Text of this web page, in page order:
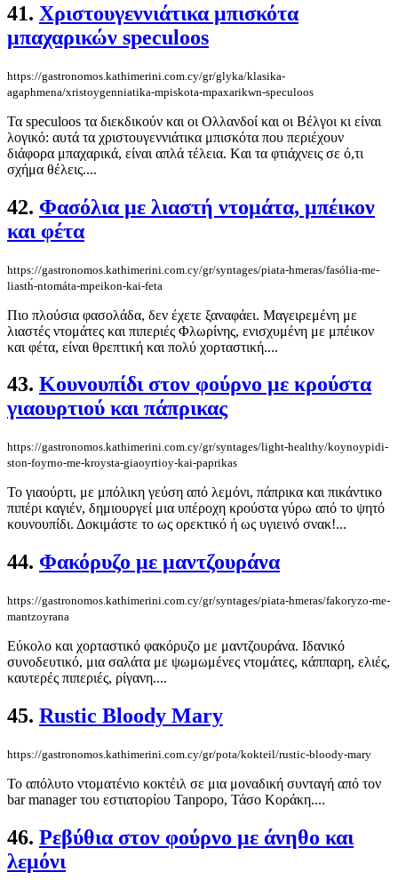
41. Χριστουγεννιάτικα μπισκότα
μπαχαρικών speculoos
https://gastronomos.kathimerini.com.cy/gr/glyka/klasika-
agaphmena/xristoygenniatika-mpiskota-mpaxarikwn-speculoos
Τα speculoos τα διεκδικούν και οι Ολλανδοί και οι Βέλγοι κι είναι
λογικό: αυτά τα χριστουγεννιάτικα μπισκότα που περιέχουν
διάφορα μπαχαρικά, είναι απλά τέλεια. Kαι τα φτιάχνεις σε ό,τι
σχήμα θέλεις....
42. Φασόλια με λιαστή ντομάτα, μπέικον
και φέτα
https://gastronomos.kathimerini.com.cy/gr/syntages/piata-hmeras/fasólia-me-
liasth́-ntomáta-mpeikon-kai-feta
Πιο πλούσια φασολάδα, δεν έχετε ξαναφάει. Μαγειρεμένη με
λιαστές ντομάτες και πιπεριές Φλωρίνης, ενισχυμένη με μπέικον
και φέτα, είναι θρεπτική και πολύ χορταστική....
43. Κουνουπίδι στον φούρνο με κρούστα
γιαουρτιού και πάπρικας
https://gastronomos.kathimerini.com.cy/gr/syntages/light-healthy/koynoypidi-
ston-foyrno-me-kroysta-giaoyrtioy-kai-paprikas
Το γιαούρτι, με μπόλικη γεύση από λεμόνι, πάπρικα και πικάντικο
πιπέρι καγιέν, δημιουργεί μια υπέροχη κρούστα γύρω από το ψητό
κουνουπίδι. Δοκιμάστε το ως ορεκτικό ή ως υγιεινό σνακ!...
44. Φακόρυζο με μαντζουράνα
https://gastronomos.kathimerini.com.cy/gr/syntages/piata-hmeras/fakoryzo-me-
mantzoyrana
Εύκολο και χορταστικό φακόρυζο με μαντζουράνα. Ιδανικό
συνοδευτικό, μια σαλάτα με ψωμωμένες ντομάτες, κάππαρη, ελιές,
καυτερές πιπεριές, ρίγανη....
45. Rustic Bloody Mary
https://gastronomos.kathimerini.com.cy/gr/pota/kokteil/rustic-bloody-mary
Το απόλυτο ντοματένιο κοκτέιλ σε μια μοναδική συνταγή από τον
bar manager του εστιατορίου Tanpopo, Τάσο Κοράκη....
46. Ρεβύθια στον φούρνο με άνηθο και
λεμόνι